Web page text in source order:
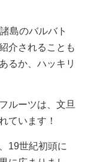
島のバルバト
介されることも
るか、ハッキリ
ルーツは、文旦
ています！
19世紀初頭に